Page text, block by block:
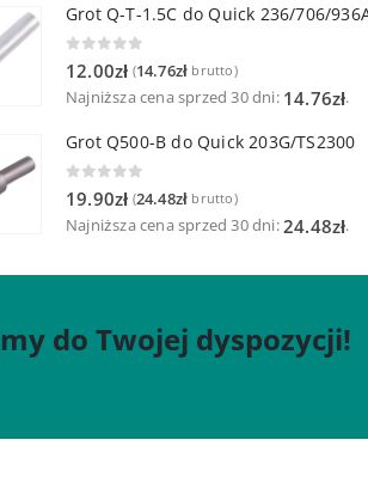
12.00zł (14.76zł brutto)
Najniższa cena sprzed 30 dni: 14.76zł.
Grot Q500-B do Quick 203G/TS2300
0 out of 5
19.90zł (24.48zł brutto)
Najniższa cena sprzed 30 dni:24.48zł.
do Twojej dyspozycji!